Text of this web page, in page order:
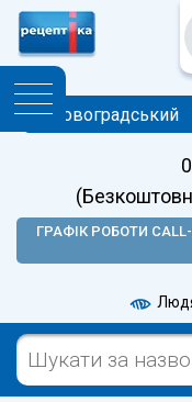
ГРАФІК РОБОТИ